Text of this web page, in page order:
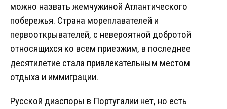
можно назвать жемчужиной Атлантического
побережья. Страна мореплавателей и
первооткрывателей, с невероятной добротой
относящихся ко всем приезжим, в последнее
десятилетие стала привлекательным местом
отдыха и иммиграции.
Русской диаспоры в Португалии нет, но есть